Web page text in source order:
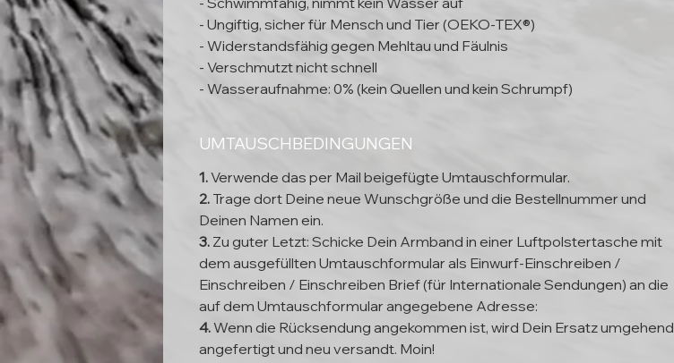
- Ungiftig, sicher für Mensch und Tier (OEKO-TEX®)
- Widerstandsfähig gegen Mehltau und Fäulnis
- Verschmutzt nicht schnell
- Wasseraufnahme: 0% (kein Quellen und kein Schrumpf)
UMTAUSCHBEDINGUNGEN
1.Verwende das per Mail beigefügte Umtauschformular.
2. Trage dort Deine neue Wunschgröße und die Bestellnummer und
Deinen Namen ein.
3. Zu guter Letzt: Schicke Dein Armband in einer Luftpolstertasche mit
dem ausgefüllten Umtauschformular als Einwurf-Einschreiben /
Einschreiben / Einschreiben Brief (für Internationale Sendungen) an die
auf dem Umtauschformular angegebene Adresse:
4.Wenn die Rücksendung angekommen ist, wird Dein Ersatz umgehend
angefertigt und neu versandt. Moin!